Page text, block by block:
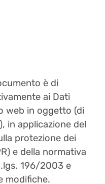
è di
ai Dati
web in oggetto (di
), in applicazione del
protezione dei
e della normativa
196/2003 e
modifiche.